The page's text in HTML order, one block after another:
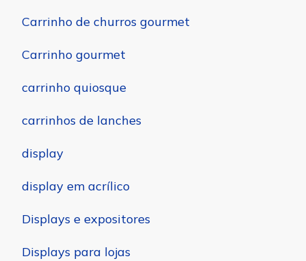
Carrinho de churros gourmet
Carrinho gourmet
carrinho quiosque
carrinhos de lanches
display
display em acrílico
Displays e expositores
Displays para lojas